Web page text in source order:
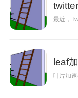
最近，
leaf
叶片加